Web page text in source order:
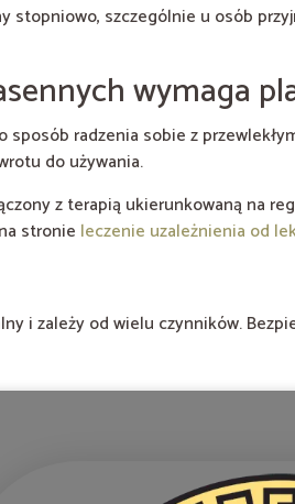
szczególnie u osób
wymaga
radzenia sobie z
do używania.
z terapią ukierunkowaną na
stronie leczenie uzależnienia od
i zależy od wielu czynników.